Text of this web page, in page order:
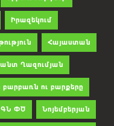
Իրազեկում
Հայաստան
Ղազումյան
բարբառն ու բարքերը
ՓԾ Նոյեմբերյան